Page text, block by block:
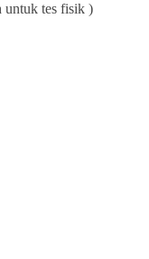
untuk tes fisik )